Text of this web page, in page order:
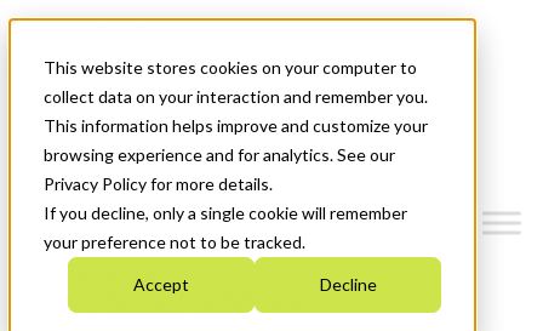
This website stores cookies on your computer to
collect data on your interaction and remember you.
This information helps improve and customize your
browsing experience and for analytics. See our
Privacy Policy for more details.
If you decline, only a single cookie will remember
your preference not to be tracked.
Accept Decline
News & Events
Get Started
Menu
Who We Are
Strategic Plan 2026-2030